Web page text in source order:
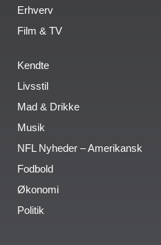
Erhverv
Film & TV
Kendte
Livsstil
Mad & Drikke
Musik
NFL Nyheder – Amerikansk
Fodbold
Økonomi
Politik